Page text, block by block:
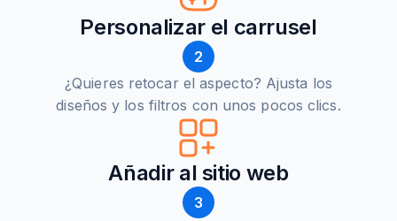
Personalizar el carrusel
2
¿Quieres retocar el aspecto? Ajusta los
diseños y los filtros con unos pocos clics.
Añadir al sitio web
3